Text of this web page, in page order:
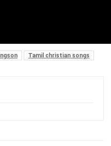
Tamil christian songs